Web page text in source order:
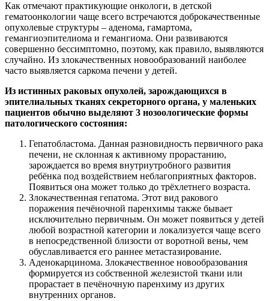
Как отмечают практикующие онкологи, в детской
гематоонкологии чаще всего встречаются доброкачественные
опухолевые структуры – аденома, гамартома,
гемангиоэпителиома и гемангиома. Они развиваются
совершенно бессимптомно, поэтому, как правило, выявляются
случайно. Из злокачественных новообразований наиболее
часто выявляется саркома печени у детей.
Из истинных раковых опухолей, зарождающихся в
эпителиальных тканях секреторного органа, у маленьких
пациентов обычно выделяют 3 нозоологические формы
патологического состояния:
Гепатобластома. Данная разновидность первичного рака
печени, не склонная к активному прорастанию,
зарождается во время внутриутробного развития
ребёнка под воздействием неблагоприятных факторов.
Появиться она может только до трёхлетнего возраста.
Злокачественная гепатома. Этот вид ракового
поражения печёночной паренхимы также бывает
исключительно первичным. Он может появиться у детей
любой возрастной категории и локализуется чаще всего
в непосредственной близости от воротной вены, чем
обуславливается его раннее метастазирование.
Аденокарцинома. Злокачественное новообразования
формируется из собственной железистой ткани или
прорастает в печёночную паренхиму из других
внутренних органов.